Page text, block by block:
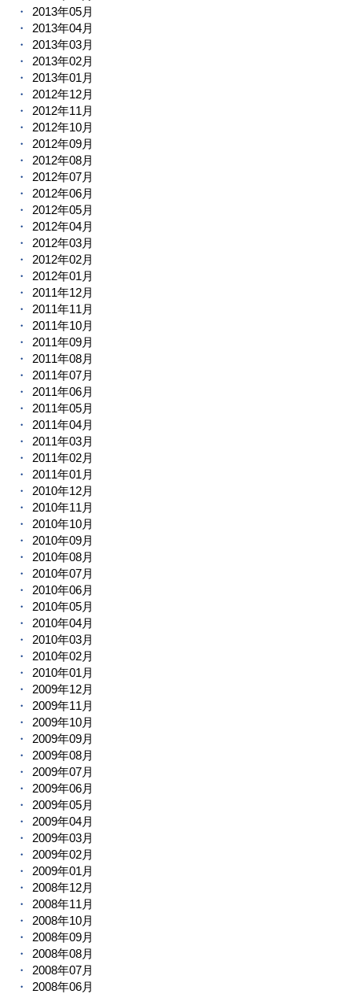
2013年05月
2013年04月
2013年03月
2013年02月
2013年01月
2012年12月
2012年11月
2012年10月
2012年09月
2012年08月
2012年07月
2012年06月
2012年05月
2012年04月
2012年03月
2012年02月
2012年01月
2011年12月
2011年11月
2011年10月
2011年09月
2011年08月
2011年07月
2011年06月
2011年05月
2011年04月
2011年03月
2011年02月
2011年01月
2010年12月
2010年11月
2010年10月
2010年09月
2010年08月
2010年07月
2010年06月
2010年05月
2010年04月
2010年03月
2010年02月
2010年01月
2009年12月
2009年11月
2009年10月
2009年09月
2009年08月
2009年07月
2009年06月
2009年05月
2009年04月
2009年03月
2009年02月
2009年01月
2008年12月
2008年11月
2008年10月
2008年09月
2008年08月
2008年07月
2008年06月